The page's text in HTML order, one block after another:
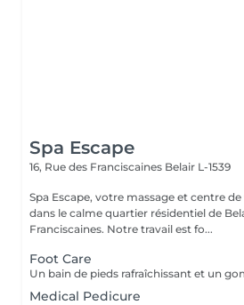
Spa Escape
16, Rue des Franciscaines Belair L-1539
Spa Escape, votre massage et centre
dans le calme quartier résidentiel de
Franciscaines. Notre travail est fo...
Foot Care
Medical Pedicure